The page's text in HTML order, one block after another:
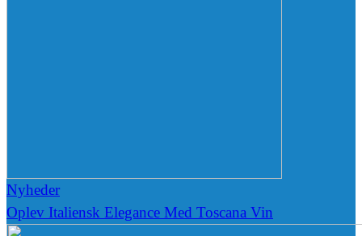
Nyheder
Oplev Italiensk Elegance Med Toscana Vin